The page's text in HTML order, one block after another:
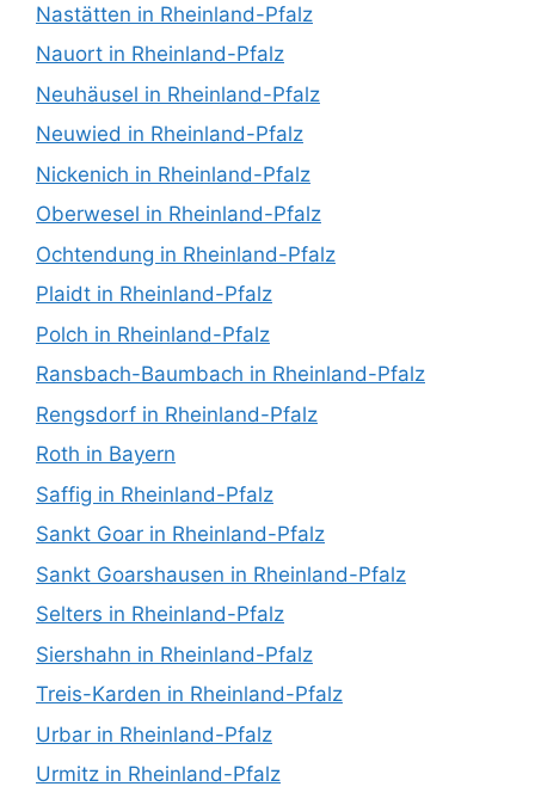
Nastätten in Rheinland-Pfalz
Nauort in Rheinland-Pfalz
Neuhäusel in Rheinland-Pfalz
Neuwied in Rheinland-Pfalz
Nickenich in Rheinland-Pfalz
Oberwesel in Rheinland-Pfalz
Ochtendung in Rheinland-Pfalz
Plaidt in Rheinland-Pfalz
Polch in Rheinland-Pfalz
Ransbach-Baumbach in Rheinland-Pfalz
Rengsdorf in Rheinland-Pfalz
Roth in Bayern
Saffig in Rheinland-Pfalz
Sankt Goar in Rheinland-Pfalz
Sankt Goarshausen in Rheinland-Pfalz
Selters in Rheinland-Pfalz
Siershahn in Rheinland-Pfalz
Treis-Karden in Rheinland-Pfalz
Urbar in Rheinland-Pfalz
Urmitz in Rheinland-Pfalz